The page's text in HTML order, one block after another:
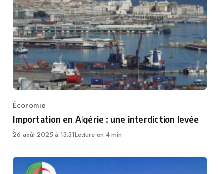
Category
Économie
Importation en Algérie : une interdiction levée
26 août 2025 à 13:31Lecture en 4 min